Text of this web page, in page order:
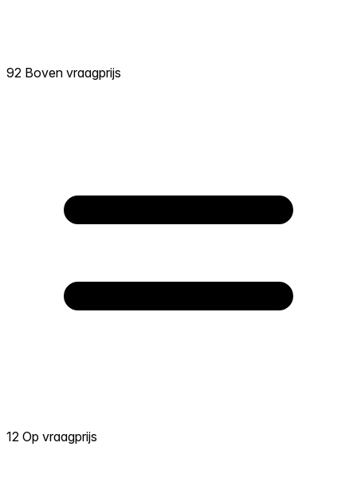
92 Boven vraagprijs
12 Op vraagprijs